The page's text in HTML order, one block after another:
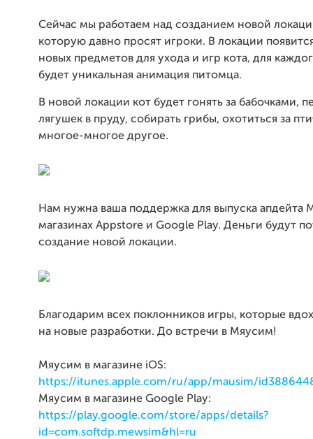
Сейчас мы работаем над созданием новой
которую давно просят игроки. В локации
новых предметов для ухода и игр кота, для
будет уникальная анимация питомца.
В новой локации кот будет гонять за бабочками,
лягушек в пруду, собирать грибы, охотиться за
многое-многое другое.
Нам нужна ваша поддержка для выпуска апдейта
магазинах Appstore и Google Play. Деньги будут
создание новой локации.
Благодарим всех поклонников игры, которые
на новые разработки. До встречи в Мяусим!
Мяусим в магазине iOS:
https://itunes.apple.com/ru/app/mausim/
Мяусим в магазине Google Play:
https://play.google.com/store/apps/details?
id=com.softdp.mewsim&hl=ru